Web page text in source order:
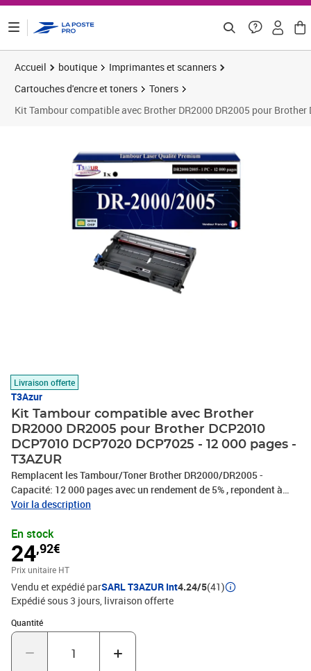
Accueil boutique
Imprimantes et scanners
Cartouches d'encre et toners
Toners
Kit Tambour compatible avec Brother DR2000 DR2005 pour Brother
Livraison offerte
T3Azur
Kit Tambour compatible avec Brother
DR2000 DR2005 pour Brother DCP2010
DCP7010 DCP7020 DCP7025 - 12 000 pages -
T3AZUR
Remplacent les Tambour/Toner Brother DR2000/DR2005 -
Capacité: 12 000 pages avec un rendement de 5% , repondent à
toutes les normes européennes ISO 9001/14001, STMC, CE, ROHS
d'impression - Marque T3AZUR
Voir la description
En stock
24,92€
Prix unitaire HT
Vendu et expédié parSARL T3AZUR Int4.24/5(41)
Expédié sous 3 jours livraison offerte
Quantité
Quantité : 1